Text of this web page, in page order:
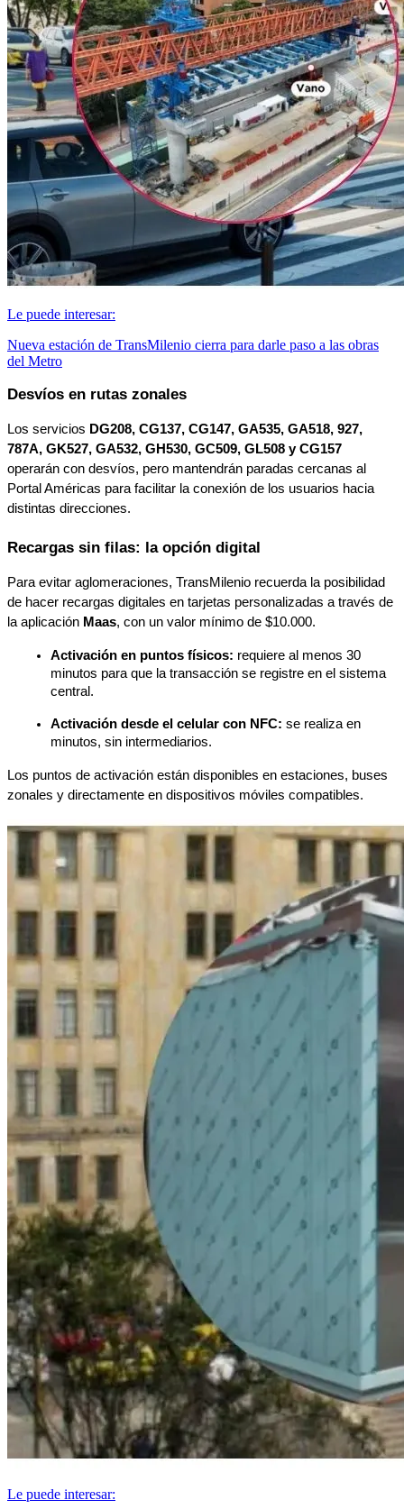
Le puede interesar:
Nueva estación de TransMilenio cierra para darle paso a las obras
del Metro
Desvíos en rutas zonales
Los servicios DG208, CG137, CG147, GA535, GA518, 927,
787A, GK527, GA532, GH530, GC509, GL508 y CG157
operarán con desvíos, pero mantendrán paradas cercanas al
Portal Américas para facilitar la conexión de los usuarios hacia
distintas direcciones.
Recargas sin filas: la opción digital
Para evitar aglomeraciones, TransMilenio recuerda la posibilidad
de hacer recargas digitales en tarjetas personalizadas a través de
la aplicación Maas, con un valor mínimo de $10.000.
Activación en puntos físicos: requiere al menos 30
minutos para que la transacción se registre en el sistema
central.
Activación desde el celular con NFC: se realiza en
minutos, sin intermediarios.
Los puntos de activación están disponibles en estaciones, buses
zonales y directamente en dispositivos móviles compatibles.
Le puede interesar: